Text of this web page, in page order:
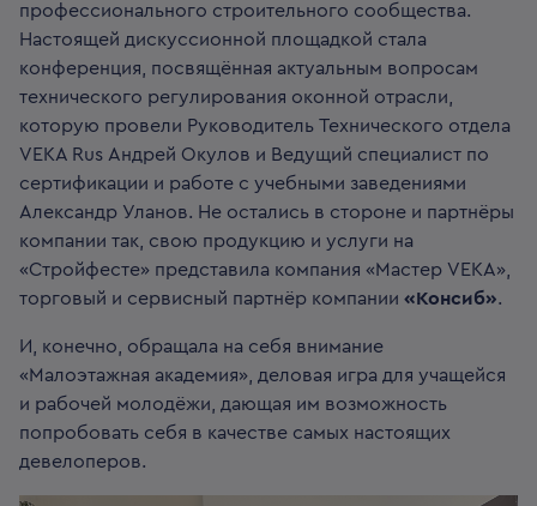
профессионального строительного сообщества.
Настоящей дискуссионной площадкой стала
конференция, посвящённая актуальным вопросам
технического регулирования оконной отрасли,
которую провели Руководитель Технического отдела
VEKA Rus Андрей Окулов и Ведущий специалист по
сертификации и работе с учебными заведениями
Александр Уланов. Не остались в стороне и партнёры
компании так, свою продукцию и услуги на
«Стройфесте» представила компания «Мастер VEKA»,
торговый и сервисный партнёр компании «Консиб».
И, конечно, обращала на себя внимание
«Малоэтажная академия», деловая игра для учащейся
и рабочей молодёжи, дающая им возможность
попробовать себя в качестве самых настоящих
девелоперов.